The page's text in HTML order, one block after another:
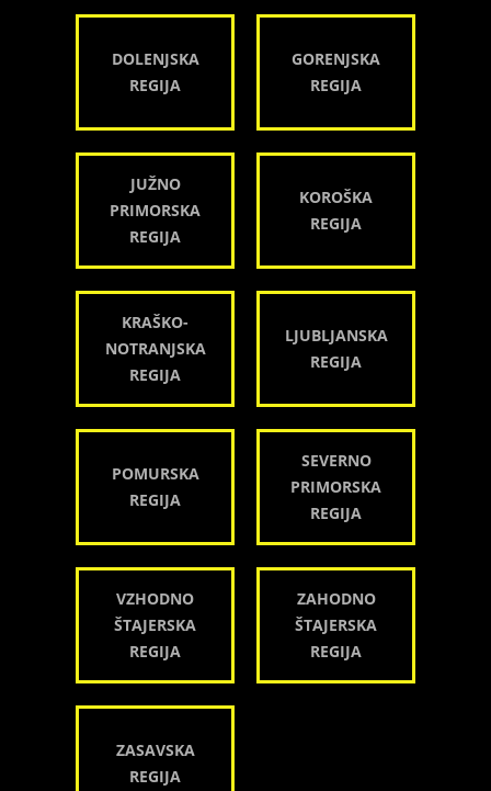
DOLENJSKA
REGIJA
GORENJSKA
REGIJA
JUŽNO
PRIMORSKA
REGIJA
KOROŠKA
REGIJA
KRAŠKO-
NOTRANJSKA
REGIJA
LJUBLJANSKA
REGIJA
POMURSKA
REGIJA
SEVERNO
PRIMORSKA
REGIJA
VZHODNO
ŠTAJERSKA
REGIJA
ZAHODNO
ŠTAJERSKA
REGIJA
ZASAVSKA
REGIJA